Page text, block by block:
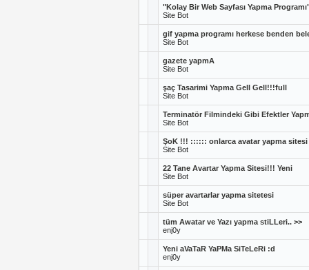
"Kolay Bir Web Sayfası Yapma
Site Bot
gif yapma programı herkese benden
Site Bot
gazete yapmA
Site Bot
şaç Tasarimi Yapma Gell Gell!!!full
Site Bot
Terminatör Filmindeki Gibi Efektler
Site Bot
ŞoK !!! :::::: onlarca avatar yapma
Site Bot
22 Tane Avartar Yapma Sitesi!!! Yeni
Site Bot
süper avartarlar yapma sitetesi
Site Bot
tüm Awatar ve Yazı yapma stiLLeri.. >>
enj0y
Yeni aVaTaR YaPMa SiTeLeRi :d
enj0y